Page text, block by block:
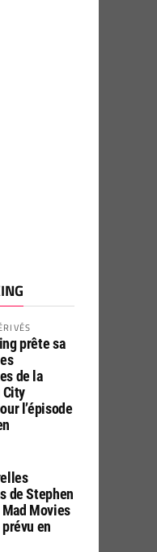
prête sa
de la
City
l’épisode
de Stephen
Movies
en